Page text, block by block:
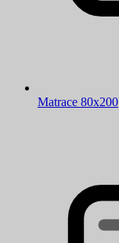
Matrace 80x200